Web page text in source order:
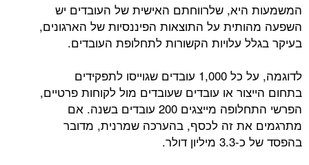
המשמעות היא, שלרווחתם האישית של העובדים יש
השפעה מהותית על התוצאות הפיננסיות של הארגונים,
בעיקר בגלל עלויות הקשורות לתחלופת העובדים.
לדוגמה, על כל 1,000 עובדים שגוייסו לתפקידים
בתחום הייצור או עובדים שעובדים מול לקוחות פרטיים,
הפרשי התחלופה מייצגים 200 עובדים בשנה. אם
מתרגמים את זה לכסף, בהערכה שמרנית, מדובר
בהפסד של כ-3.3 מיליון דולר.